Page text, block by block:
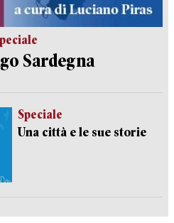
Sardegna
Speciale
Una città e le sue storie